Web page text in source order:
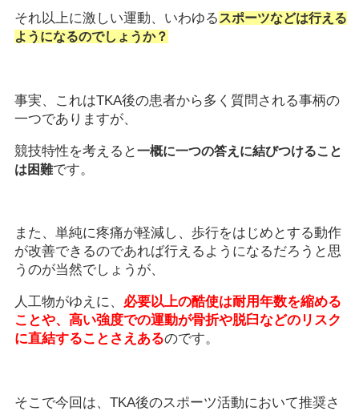
それ以上に激しい運動、いわゆる スポーツなどは行える
ようになるのでしょうか？
事実、これはTKA後の患者から多く質問される事柄の
一つでありますが、
競技特性を考えると一概に一つの答えに結びつけること
は困難です。
また、単純に疼痛が軽減し、歩行をはじめとする動作
が改善できるのであれば行えるようになるだろうと思
うのが当然でしょうが、
人工物がゆえに、 必要以上の酷使は耐用年数を縮める
ことや、高い強度での運動が骨折や脱臼などのリスク
に直結することさえあるのです。
そこで今回は、TKA後のスポーツ活動において推奨さ